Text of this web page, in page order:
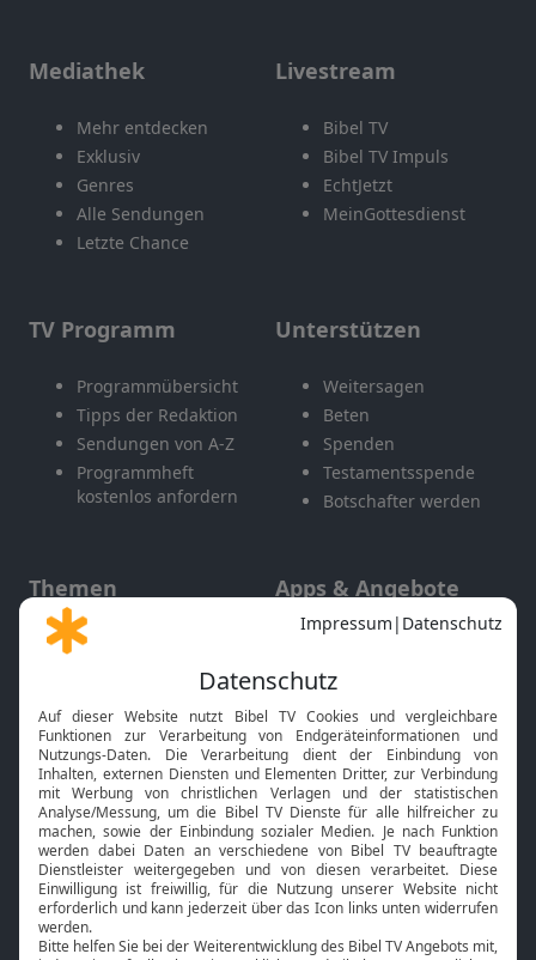
Mediathek
Mehr entdecken
Exklusiv
Genres
Alle Sendungen
Letzte Chance
Livestream
Bibel TV
Bibel TV Impuls
EchtJetzt
MeinGottesdienst
TV Programm
Programmübersicht
Tipps der Redaktion
Sendungen von A-Z
Programmheft
kostenlos anfordern
Unterstützen
Weitersagen
Beten
Spenden
Testamentsspende
Botschafter werden
Themen
Gott und Bibel erklärt
Neuigkeiten
Apps & Angebote
Mobile App
Smart TV
HbbTV
Bibelthek Online-Bibel
Nächster Gottesdienst
Bibel TV Service